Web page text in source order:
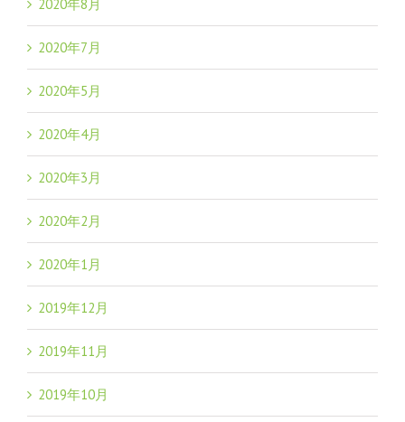
2020年8月
2020年7月
2020年5月
2020年4月
2020年3月
2020年2月
2020年1月
2019年12月
2019年11月
2019年10月